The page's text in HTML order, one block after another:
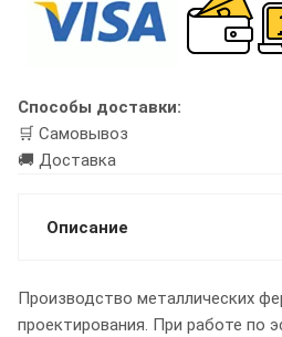
Способы доставки:
🛒 Самовывоз
🚚 Доставка
Описание
Производство металлических
проектирования. При работе по